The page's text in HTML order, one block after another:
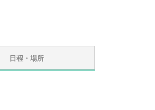
日程・場所